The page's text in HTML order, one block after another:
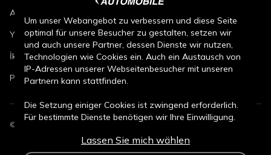
Araç Onarım Koşulları
Yeni Araç Satış Koşulları
İkinci El Araç Satış Koşulları
Parça Satış Koşulları
© CSB Schimmel Automobile GmbH. Tüm hakları saklıdır.
Um unser Webangebot zu verbessern und diese Seite
optimal für unsere Besucher zu gestalten, setzen wir
und auch unsere Partner, dessen Dienste wir nutzen,
Technologien wie Cookies ein. Auch ein Austausch von
IP-Adressen unserer Webseitenbesucher mit unseren
Partnern kann stattfinden.
Die Setzung einiger Cookies ist zwingend erforderlich.
Für bestimmte Dienste benötigen wir Ihre Einwilligung.
Durch den Klick auf „Alle Cookies akzeptieren“, willigen
Lassen Sie mich wählen